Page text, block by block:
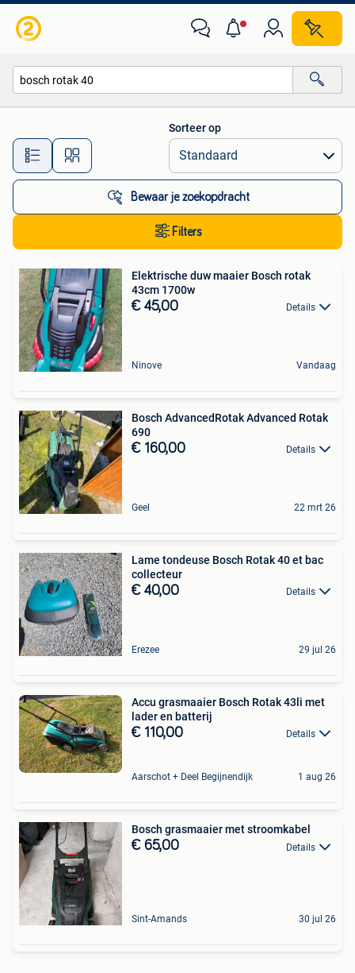
Alle afstanden…
Sorteer op
Bewaar je zoekopdracht
Filters
Elektrische duw maaier Bosch rotak
43cm 1700w
€ 45,00 Details
Ninove Vandaag
Bosch AdvancedRotak Advanced Rotak
690
€ 160,00 Details
Geel 22 mrt 26
Lame tondeuse Bosch Rotak 40 et bac
collecteur
€ 40,00 Details
Erezee 29 jul 26
Accu grasmaaier Bosch Rotak 43li met
lader en batterij
€ 110,00 Details
Aarschot + Deel Begijnendijk 1 aug 26
Bosch grasmaaier met stroomkabel
€ 65,00 Details
Sint-Amands 30 jul 26